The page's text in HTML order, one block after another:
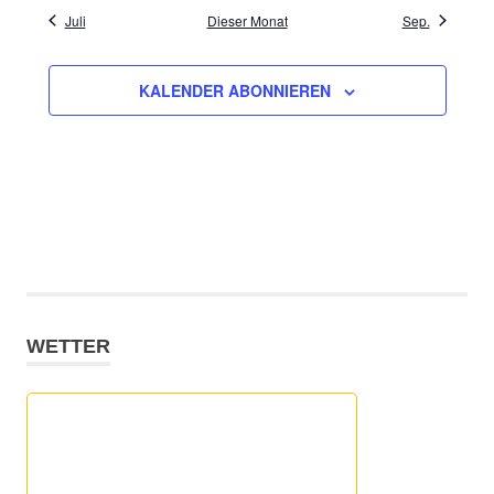
Juli Dieser Monat Sep.
KALENDER ABONNIEREN
WETTER